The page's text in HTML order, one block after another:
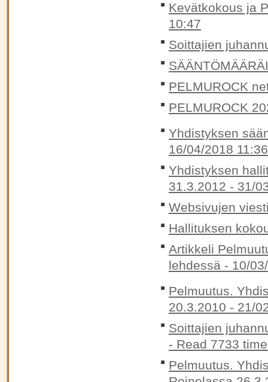
Kevätkokous ja
10:47
Soittajien
PELMUROCK
PELMUROCK
Yhdistyksen
16/04/2018 11:36
Yhdistyksen
31.3.2012 - 31/
Websivujen
Hallituksen
Artikkeli
lehdessä - 10/
Pelmuutus.
20.3.2010 - 21/
Soittajien
- Read 7733
Pelmuutus.